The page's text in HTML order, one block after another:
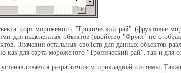
сорт мороженого "Тропический рай" (фруктовое
для выделенных объектов (свойство "Фрукт" не
Значения остальных свойств для данных объектов
как для сорта мороженого "Тропический рай", так и
разработчиком прикладной системы.